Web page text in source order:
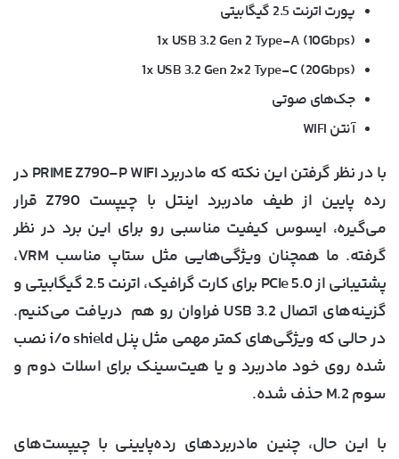
پورت اترنت 2.5 گیگابیتی
1x USB 3.2 Gen 2 Type-A (10Gbps)
1x USB 3.2 Gen 2×2 Type-C (20Gbps)
جک‌های صوتی
آنتن WIFI
با در نظر گرفتن این نکته که مادربرد PRIME Z790-P WIFI در
رده پایین‌ از طیف مادربرد اینتل با چیپست Z790 قرار
می‌گیره، ایسوس کیفیت مناسبی رو برای این برد در نظر
گرفته. ما همچنان ویژگی‌هایی مثل ستاپ مناسب VRM،
پشتیبانی از PCIe 5.0 برای کارت گرافیک، اترنت 2.5 گیگابیتی و
گزینه‌های اتصال USB 3.2 فراوان رو هم دریافت می‌کنیم.
در حالی که ویژگی‌های کمتر مهمی مثل پنل i/o shield نصب
شده روی خود مادربرد و یا هیت‌سینک برای اسلات دوم و
سوم M.2 حذف شده.
با این حال، چنین مادربردهای رده‌‎پایینی با چیپست‌های